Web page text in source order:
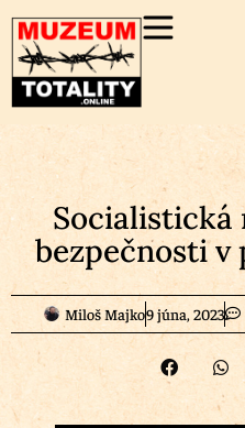
Socialistická
bezpečnosti v
Miloš Majko9 júna, 2023